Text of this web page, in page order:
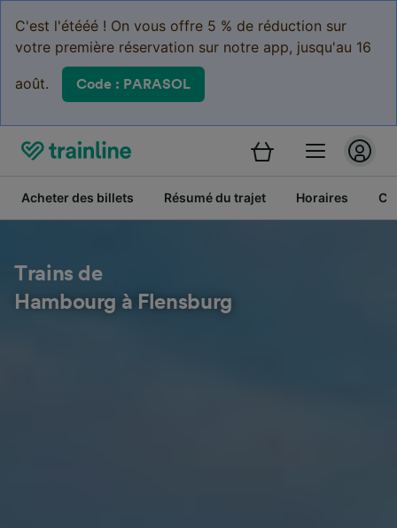
C'est l'étééé ! On vous offre 5 % de réduction sur
votre première réservation sur notre app, jusqu'au 16
août. Code : PARASOL
Acheter des billets Résumé du trajet Horaires
Trains de
Hambourg à Flensburg